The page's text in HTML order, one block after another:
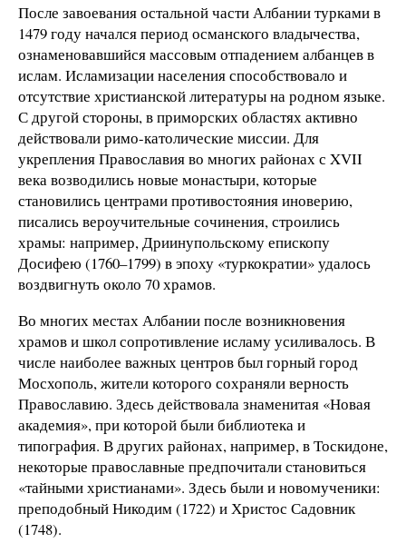
После завоевания остальной части Албании турками в
1479 году начался период османского владычества,
ознаменовавшийся массовым отпадением албанцев в
ислам. Исламизации населения способствовало и
отсутствие христианской литературы на родном языке.
С другой стороны, в приморских областях активно
действовали римо-католические миссии. Для
укрепления Православия во многих районах с XVII
века возводились новые монастыри, которые
становились центрами противостояния иноверию,
писались вероучительные сочинения, строились
храмы: например, Дриинупольскому епископу
Досифею (1760–1799) в эпоху «туркократии» удалось
воздвигнуть около 70 храмов.
Во многих местах Албании после возникновения
храмов и школ сопротивление исламу усиливалось. В
числе наиболее важных центров был горный город
Мосхополь, жители которого сохраняли верность
Православию. Здесь действовала знаменитая «Новая
академия», при которой были библиотека и
типография. В других районах, например, в Тоскидоне,
некоторые православные предпочитали становиться
«тайными христианами». Здесь были и новомученики:
преподобный Никодим (1722) и Христос Садовник
(1748).